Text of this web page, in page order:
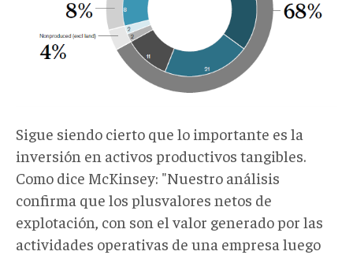
Sigue siendo cierto que lo importante es la
inversión en activos productivos tangibles.
Como dice McKinsey: "Nuestro análisis
confirma que los plusvalores netos de
explotación, con son el valor generado por las
actividades operativas de una empresa luego